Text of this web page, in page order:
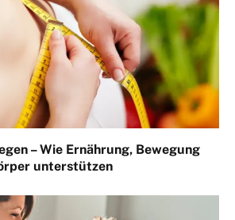
– Wie Ernährung, Bewegung
unterstützen